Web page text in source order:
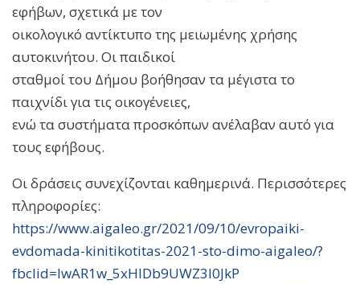
εφήβων, σχετικά με τον
οικολογικό αντίκτυπο της μειωμένης χρήσης
αυτοκινήτου. Οι παιδικοί
σταθμοί του Δήμου βοήθησαν τα μέγιστα το
παιχνίδι για τις οικογένειες,
ενώ τα συστήματα προσκόπων ανέλαβαν αυτό για
τους εφήβους.
Οι δράσεις συνεχίζονται καθημερινά. Περισσότερες
πληροφορίες:
https://www.aigaleo.gr/2021/09/10/evropaiki-
evdomada-kinitikotitas-2021-sto-dimo-aigaleo/?
fbclid=IwAR1w_5xHlDb9UWZ3l0JkP